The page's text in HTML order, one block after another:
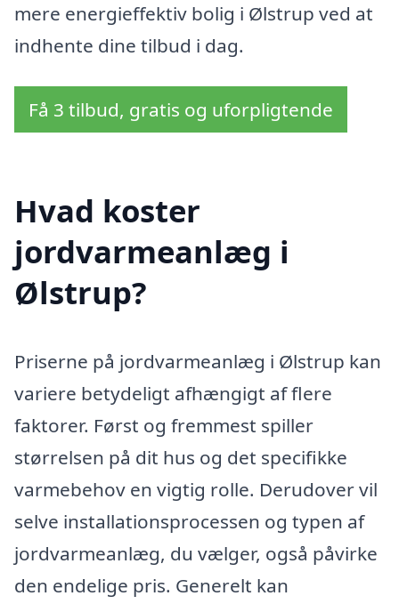
mere energieffektiv bolig i Ølstrup ved at
indhente dine tilbud i dag.
Få 3 tilbud, gratis og uforpligtende
Hvad koster
jordvarmeanlæg i
Ølstrup?
Priserne på jordvarmeanlæg i Ølstrup kan
variere betydeligt afhængigt af flere
faktorer. Først og fremmest spiller
størrelsen på dit hus og det specifikke
varmebehov en vigtig rolle. Derudover vil
selve installationsprocessen og typen af
jordvarmeanlæg, du vælger, også påvirke
den endelige pris. Generelt kan